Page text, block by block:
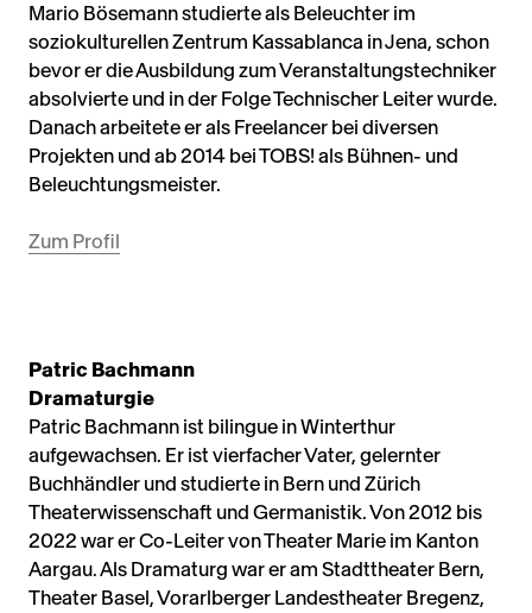
Mario Bösemann studierte als Beleuchter im
soziokulturellen Zentrum Kassablanca in Jena, schon
bevor er die Ausbildung zum Veranstaltungstechniker
absolvierte und in der Folge Technischer Leiter wurde.
Danach arbeitete er als Freelancer bei diversen
Projekten und ab 2014 bei TOBS! als Bühnen- und
Beleuchtungsmeister.
Zum Profil
Patric Bachmann
Dramaturgie
Patric Bachmann ist bilingue in Winterthur
aufgewachsen. Er ist vierfacher Vater, gelernter
Buchhändler und studierte in Bern und Zürich
Theaterwissenschaft und Germanistik. Von 2012 bis
2022 war er Co-Leiter von Theater Marie im Kanton
Aargau. Als Dramaturg war er am Stadttheater Bern,
Theater Basel, Vorarlberger Landestheater Bregenz,